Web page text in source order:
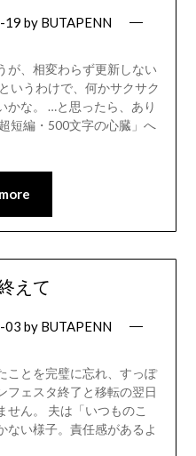
19 by BUTAPENN
が、相変わらず更新しない
いうわけで、何かサクサク
かな。 …と思ったら、あり
短編・500文字の心臓」へ
えて
03 by BUTAPENN
ことを完璧に忘れ、すっぽ
フェスタ終了と移転の翌日
せん。 夫は「いつものこ
ない様子。責任感があるよ